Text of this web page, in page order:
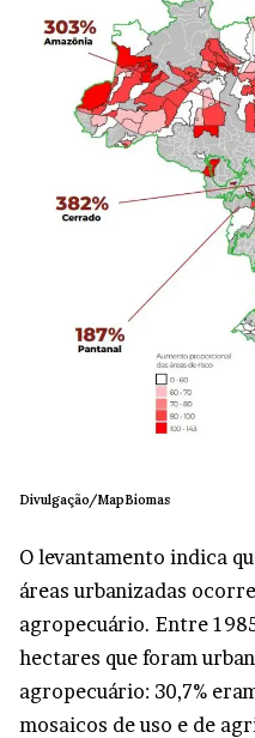
Divulgação/MapBiomas
O levantamento indica
áreas urbanizadas
agropecuário. Entre
hectares que foram
agropecuário: 30,7%
mosaicos de uso e de